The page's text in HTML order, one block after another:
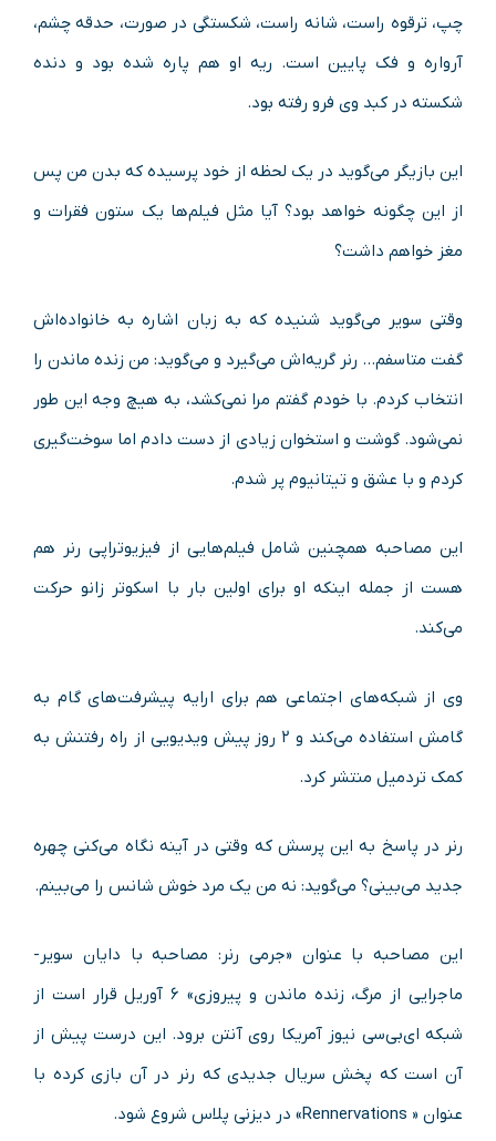
چپ، ترقوه راست، شانه راست، شکستگی در صورت، حدقه چشم،
آرواره و فک پایین است. ریه او هم پاره شده بود و دنده
شکسته در کبد وی فرو رفته بود.
این بازیگر می‌گوید در یک لحظه از خود پرسیده که بدن من پس
از این چگونه خواهد بود؟ آیا مثل فیلم‌ها یک ستون فقرات و
مغز خواهم داشت؟
وقتی سویر می‌گوید شنیده که به زبان اشاره به خانواده‌اش
گفت متاسفم… رنر گریه‌اش می‌گیرد و می‌گوید: من زنده ماندن را
انتخاب کردم. با خودم گفتم مرا نمی‌کشد، به هیچ وجه این طور
نمی‌شود. گوشت و استخوان زیادی از دست دادم اما سوخت‌گیری
کردم و با عشق و تیتانیوم پر شدم.
این مصاحبه همچنین شامل فیلم‌هایی از فیزیوتراپی رنر هم
هست از جمله اینکه او برای اولین بار با اسکوتر زانو حرکت
می‌کند.
وی از شبکه‌های اجتماعی هم برای ارایه پیشرفت‌های گام به
گامش استفاده می‌کند و ۲ روز پیش ویدیویی از راه رفتنش به
کمک تردمیل منتشر کرد.
رنر در پاسخ به این پرسش که وقتی در آینه نگاه می‌کنی چهره
جدید می‌بینی؟ می‌گوید: نه من یک مرد خوش شانس را می‌بینم.
این مصاحبه با عنوان «جرمی رنر: مصاحبه با دایان سویر-
ماجرایی از مرگ، زنده ماندن و پیروزی» ۶ آوریل قرار است از
شبکه ای‌بی‌سی نیوز آمریکا روی آنتن برود. این درست پیش از
آن است که پخش سریال جدیدی که رنر در آن بازی کرده با
عنوان « Rennervations» در دیزنی پلاس شروع شود.